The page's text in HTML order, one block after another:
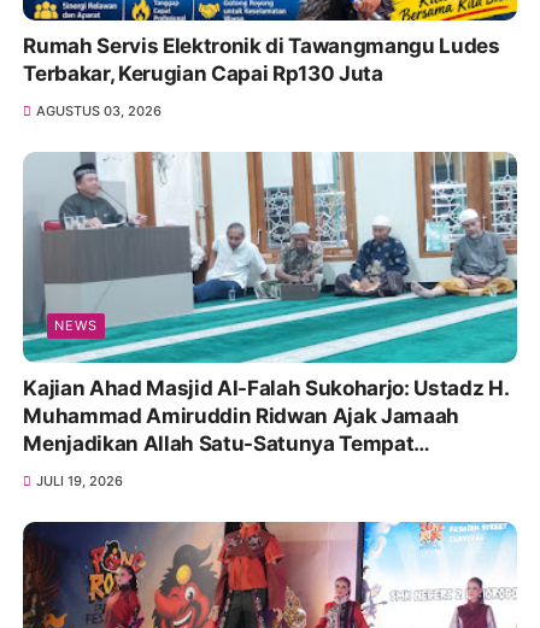
Rumah Servis Elektronik di Tawangmangu Ludes
Terbakar, Kerugian Capai Rp130 Juta
AGUSTUS 03, 2026
NEWS
Kajian Ahad Masjid Al-Falah Sukoharjo: Ustadz H.
Muhammad Amiruddin Ridwan Ajak Jamaah
Menjadikan Allah Satu-Satunya Tempat
Bergantung
JULI 19, 2026